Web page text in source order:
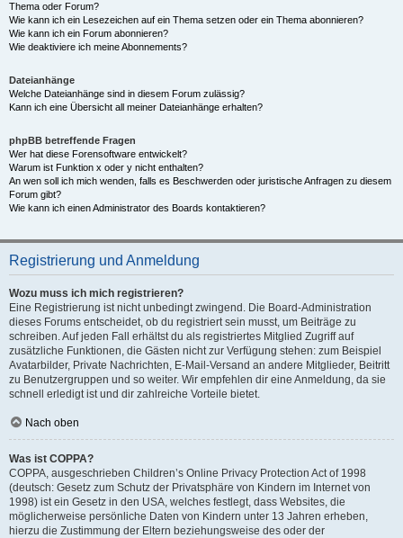
Thema oder Forum?
Wie kann ich ein Lesezeichen auf ein Thema setzen oder ein Thema abonnieren?
Wie kann ich ein Forum abonnieren?
Wie deaktiviere ich meine Abonnements?
Dateianhänge
Welche Dateianhänge sind in diesem Forum zulässig?
Kann ich eine Übersicht all meiner Dateianhänge erhalten?
phpBB betreffende Fragen
Wer hat diese Forensoftware entwickelt?
Warum ist Funktion x oder y nicht enthalten?
An wen soll ich mich wenden, falls es Beschwerden oder juristische Anfragen zu diesem
Forum gibt?
Wie kann ich einen Administrator des Boards kontaktieren?
Registrierung und Anmeldung
Wozu muss ich mich registrieren?
Eine Registrierung ist nicht unbedingt zwingend. Die Board-Administration
dieses Forums entscheidet, ob du registriert sein musst, um Beiträge zu
schreiben. Auf jeden Fall erhältst du als registriertes Mitglied Zugriff auf
zusätzliche Funktionen, die Gästen nicht zur Verfügung stehen: zum Beispiel
Avatarbilder, Private Nachrichten, E-Mail-Versand an andere Mitglieder, Beitritt
zu Benutzergruppen und so weiter. Wir empfehlen dir eine Anmeldung, da sie
schnell erledigt ist und dir zahlreiche Vorteile bietet.
Nach oben
Was ist COPPA?
COPPA, ausgeschrieben Children’s Online Privacy Protection Act of 1998
(deutsch: Gesetz zum Schutz der Privatsphäre von Kindern im Internet von
1998) ist ein Gesetz in den USA, welches festlegt, dass Websites, die
möglicherweise persönliche Daten von Kindern unter 13 Jahren erheben,
hierzu die Zustimmung der Eltern beziehungsweise des oder der